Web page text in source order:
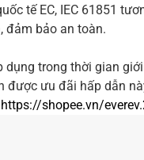
tế EC, IEC 61851
đảm bảo an toàn.
dụng trong thời gian
được ưu đãi hấp dẫn
https://shopee.vn/